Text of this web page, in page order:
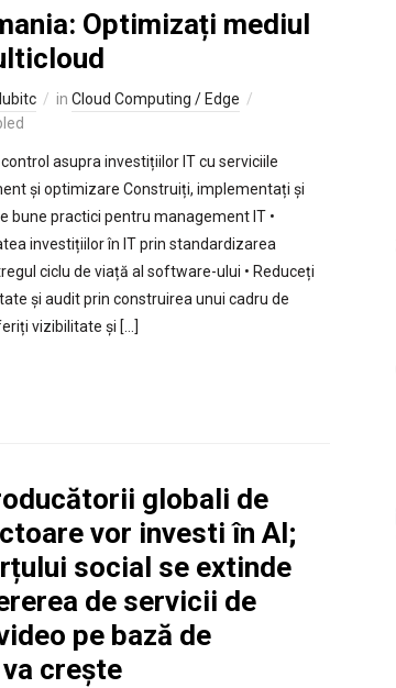
Optimizați mediul
in Cloud Computing / Edge
asupra investițiilor IT cu serviciile
și optimizare Construiți, implementați și
bune practici pentru management IT •
investițiilor în IT prin standardizarea
ciclu de viață al software-ului • Reduceți
și audit prin construirea unui cadru de
vizibilitate și […]
globali de
vor investi în AI;
social se extinde
de servicii de
pe bază de
crește